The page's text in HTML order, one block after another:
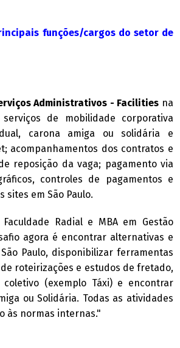
funções/cargos do setor de
Administrativos - Facilities na
de mobilidade corporativa
carona amiga ou solidária e
acompanhamentos dos contratos e
reposição da vaga; pagamento via
controles de pagamentos e
sites em São Paulo.
Radial e MBA em Gestão
agora é encontrar alternativas e
Paulo, disponibilizar ferramentas
roteirizações e estudos de fretado,
(exemplo Táxi) e encontrar
ou Solidária. Todas as atividades
às normas internas."